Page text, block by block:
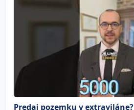
Predaj pozemku v extraviláne?